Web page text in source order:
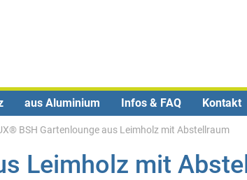
aus Aluminium Infos & FAQ Kontakt
BSH Gartenlounge aus Leimholz mit Abstellraum
Leimholz mit